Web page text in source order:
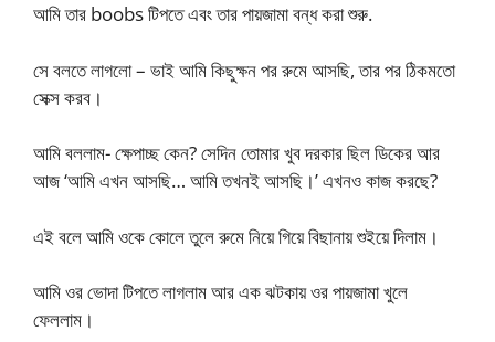
আমি তার boobs টিপতে এবং তার পায়জামা বন্ধ করা শুরু.
সে বলতে লাগলো – ভাই আমি কিছুক্ষন পর রুমে আসছি, তার পর ঠিকমতো
সেক্স করব।
আমি বললাম- ক্ষেপাচ্ছ কেন? সেদিন তোমার খুব দরকার ছিল ডিকের আর
আজ ‘আমি এখন আসছি… আমি তখনই আসছি।’ এখনও কাজ করছে?
এই বলে আমি ওকে কোলে তুলে রুমে নিয়ে গিয়ে বিছানায় শুইয়ে দিলাম।
আমি ওর ভোদা টিপতে লাগলাম আর এক ঝটকায় ওর পায়জামা খুলে
ফেললাম।